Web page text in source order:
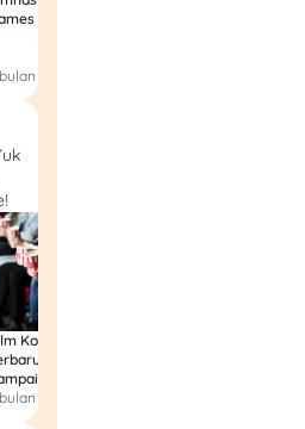
vsMalam Ini, Gratis!
yang lalu
Komedi Indonesia
2026, Siap Ngakak
Sakit Perut!
yang lalu